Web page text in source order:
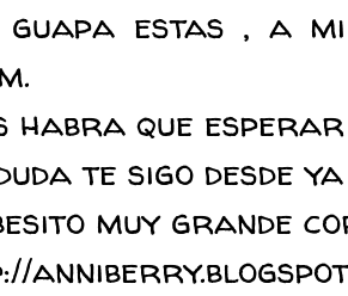
guapa estas , a
habra que
te sigo desde
muy grande